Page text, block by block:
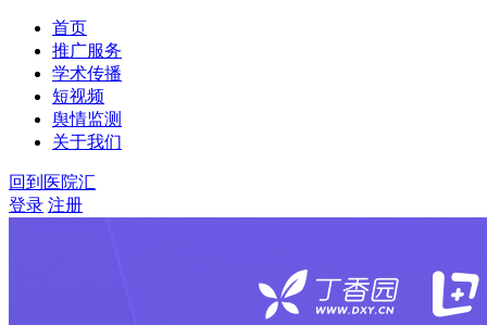
首页
推广服务
学术传播
短视频
舆情监测
关于我们
回到医院汇
登录 注册